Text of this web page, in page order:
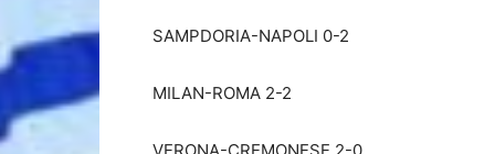
SAMPDORIA-NAPOLI 0-2
MILAN-ROMA 2-2